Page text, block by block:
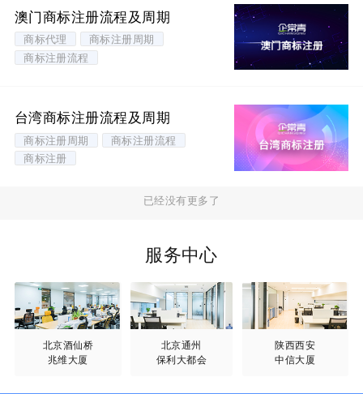
澳门商标注册流程及周期
商标代理
商标注册周期
商标注册流程
台湾商标注册流程及周期
商标注册周期
商标注册流程
商标注册
已经没有更多了
服务中心
北京酒仙桥
兆维大厦
北京通州
保利大都会
陕西西安
中信大厦